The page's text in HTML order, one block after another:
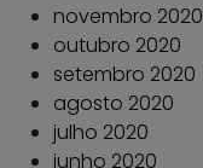
novembro 2020
outubro 2020
setembro 2020
agosto 2020
julho 2020
junho 2020